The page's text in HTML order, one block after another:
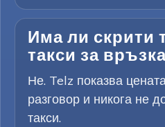
Има ли скрити
такси за
Не. Telz показва
разговор и никога не
такси.